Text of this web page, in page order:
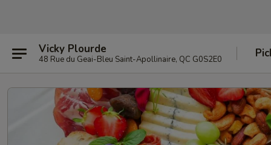
Vicky Plourde
48 Rue du Geai-Bleu Saint-Apollinaire, QC G0S2E0